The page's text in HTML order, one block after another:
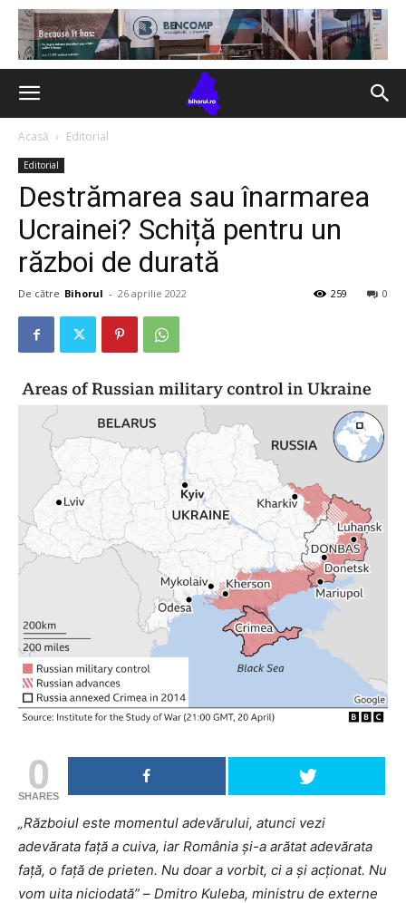
Acasă Editorial
Editorial
Destrămarea sau înarmarea
Ucrainei? Schiță pentru un
război de durată
De către Bihorul - 26 aprilie 2022 0
259
0
SHARES
„Războiul este momentul adevărului, atunci vezi
adevărata față a cuiva, iar România și-a arătat adevărata
față, o față de prieten. Nu doar a vorbit, ci a și acționat. Nu
vom uita niciodată” – Dmitro Kuleba, ministru de externe